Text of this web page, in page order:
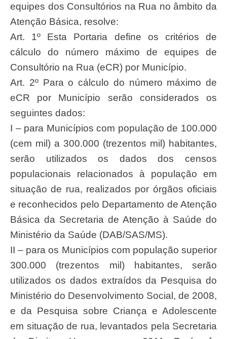
equipes dos Consultórios na Rua no âmbito da
Atenção Básica, resolve:
Art. 1º Esta Portaria define os critérios de
cálculo do número máximo de equipes de
Consultório na Rua (eCR) por Município.
Art. 2º Para o cálculo do número máximo de
eCR por Município serão considerados os
seguintes dados:
I – para Municípios com população de 100.000
(cem mil) a 300.000 (trezentos mil) habitantes,
serão utilizados os dados dos censos
populacionais relacionados à população em
situação de rua, realizados por órgãos oficiais
e reconhecidos pelo Departamento de Atenção
Básica da Secretaria de Atenção à Saúde do
Ministério da Saúde (DAB/SAS/MS).
II – para os Municípios com população superior
300.000 (trezentos mil) habitantes, serão
utilizados os dados extraídos da Pesquisa do
Ministério do Desenvolvimento Social, de 2008,
e da Pesquisa sobre Criança e Adolescente
em situação de rua, levantados pela Secretaria